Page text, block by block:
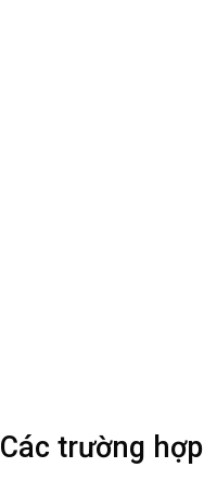
Các trường hợp